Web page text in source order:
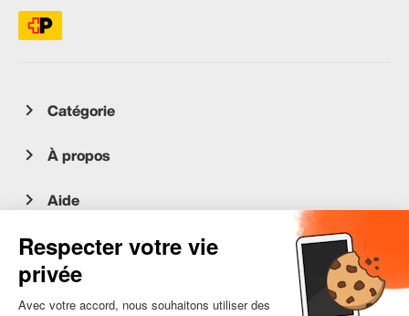
Catégorie
À propos
Aide
Service client
occasion.migros.mobile@recommerce.com